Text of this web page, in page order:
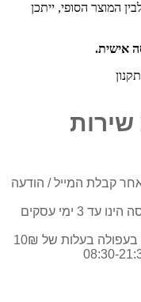
המוצר הסופי, ייתכן
אישית.
קבלת המייל / הודעה
כי הזמנתך מוכנה לאיסוף (סיום ההדפסה הינו עד 3 ימי עסקים
בעלות של 10₪